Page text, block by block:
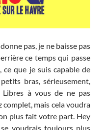
pas, je ne baisse pas
ce temps qui passe
que je suis capable de
bras, sérieusement,
à vous de ne pas
mais cela voudra
plus fait votre part. Hey
voudrais toujours plus